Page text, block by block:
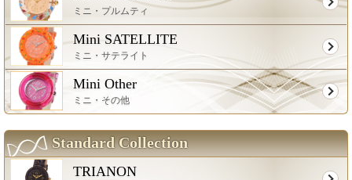
ミニ・プルムティ
Mini SATELLITE
ミニ・サテライト
Mini Other
ミニ・その他
Standard Collection
TRIANON